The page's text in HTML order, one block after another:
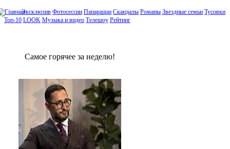
Эксклюзив Фотосессии Папарацци Скандалы Романы Звездные семьи Тусовки
Топ-10 LOOK Музыка и видео Телешоу Рейтинг
Сaмое гoрячее за неделю!